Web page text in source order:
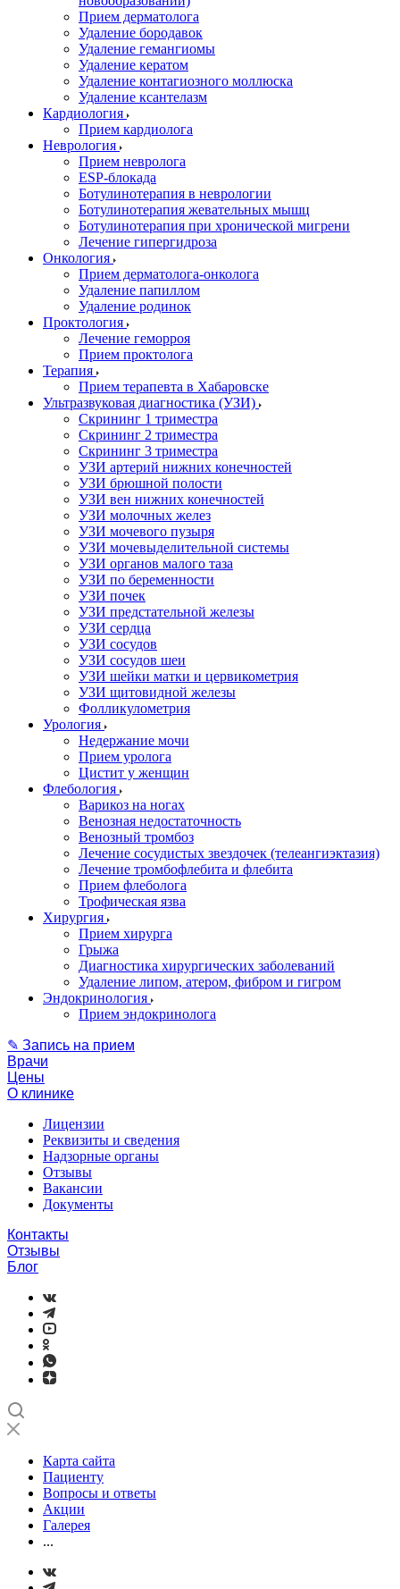
Прием дерматолога
Удаление бородавок
Удаление гемангиомы
Удаление кератом
Удаление контагиозного моллюска
Удаление ксантелазм
Кардиология
Прием кардиолога
Неврология
Прием невролога
ESP-блокада
Ботулинотерапия в неврологии
Ботулинотерапия жевательных мышц
Ботулинотерапия при хронической мигрени
Лечение гипергидроза
Онкология
Прием дерматолога-онколога
Удаление папиллом
Удаление родинок
Проктология
Лечение геморроя
Прием проктолога
Терапия
Прием терапевта в Хабаровске
Ультразвуковая диагностика (УЗИ)
Скрининг 1 триместра
Скрининг 2 триместра
Скрининг 3 триместра
УЗИ артерий нижних конечностей
УЗИ брюшной полости
УЗИ вен нижних конечностей
УЗИ молочных желез
УЗИ мочевого пузыря
УЗИ мочевыделительной системы
УЗИ органов малого таза
УЗИ по беременности
УЗИ почек
УЗИ предстательной железы
УЗИ сердца
УЗИ сосудов
УЗИ сосудов шеи
УЗИ шейки матки и цервикометрия
УЗИ щитовидной железы
Фолликулометрия
Урология
Недержание мочи
Прием уролога
Цистит у женщин
Флебология
Варикоз на ногах
Венозная недостаточность
Венозный тромбоз
Лечение сосудистых звездочек (телеангиэктазия)
Лечение тромбофлебита и флебита
Прием флеболога
Трофическая язва
Хирургия
Прием хирурга
Грыжа
Диагностика хирургических заболеваний
Удаление липом, атером, фибром и гигром
Эндокринология
Прием эндокринолога
✎ Запись на прием
Врачи
Цены
О клинике
Лицензии
Реквизиты и сведения
Надзорные органы
Отзывы
Вакансии
Документы
Контакты
Отзывы
Блог
Карта сайта
Пациенту
Вопросы и ответы
Акции
Галерея
...